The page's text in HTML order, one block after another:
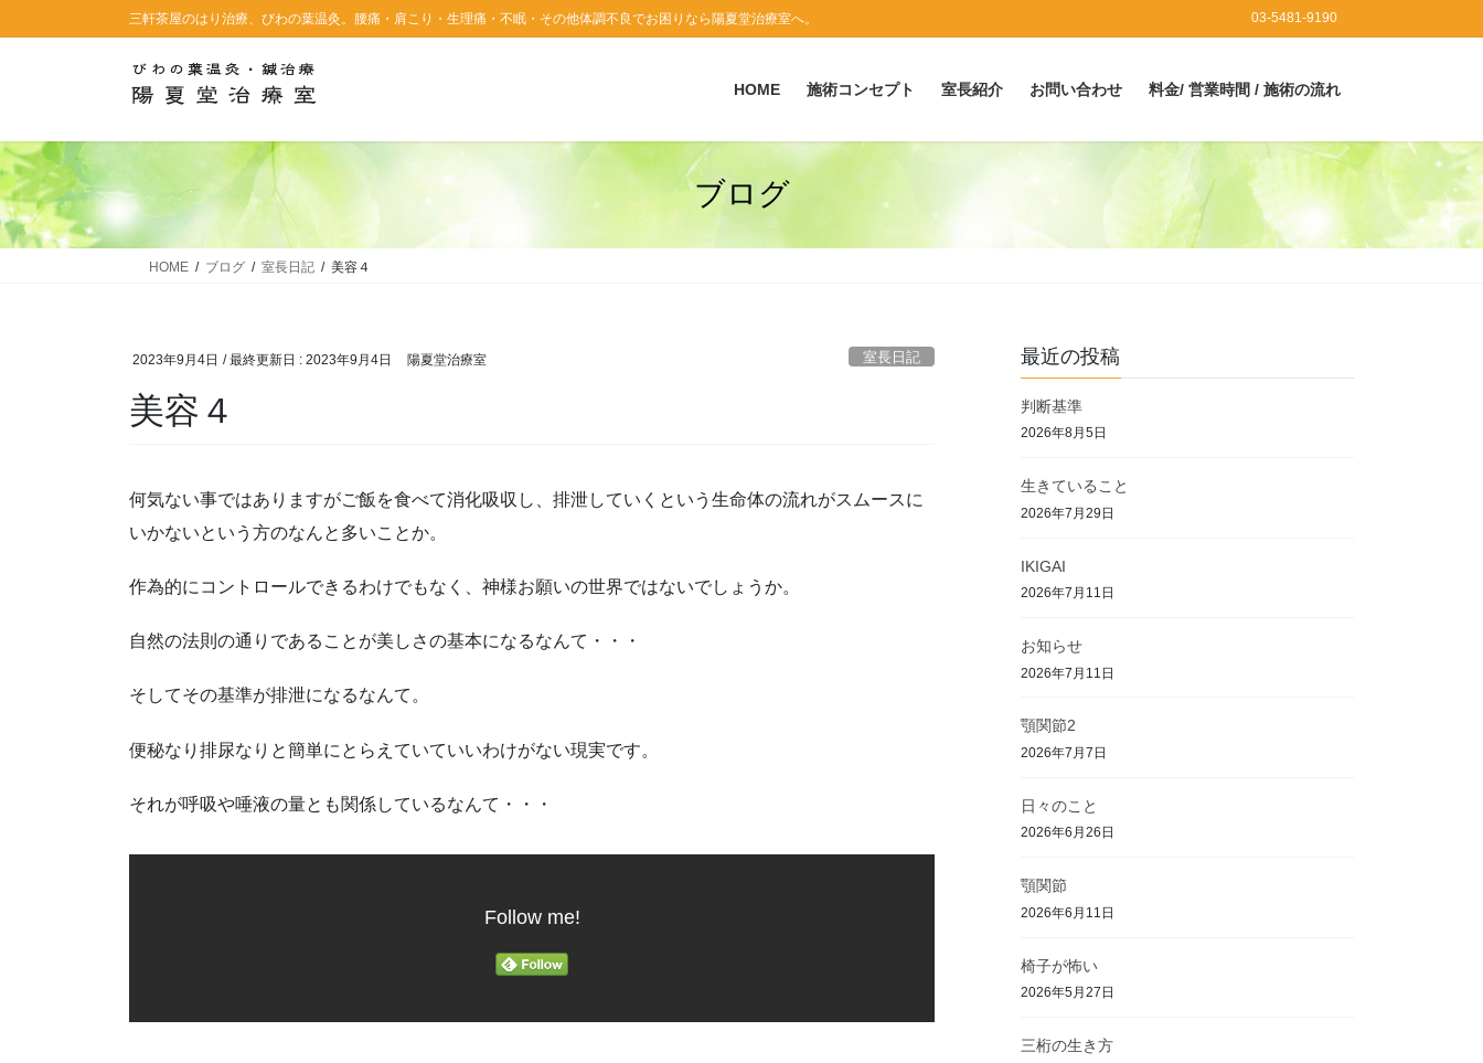
ン
に
移
動
ビ
ョ
ン
に
移
動
三軒茶屋のはり治療、びわの葉温灸。腰痛・肩こり・生理痛・不眠・その他体調不良でお困りなら陽夏堂治療室へ。 03-5481-9190
HOME 施術コンセプト 室長紹介 お問い合わせ 料金/ 営業時間 / 施術の流れ
ブログ
HOME ブログ 室長日記 美容４
2023年9月4日 / 最終更新日 : 2023年9月4日 陽夏堂治療室 室長日記
美容４
何気ない事ではありますがご飯を食べて消化吸収し、排泄していくという生命体の流れがスムースに
いかないという方のなんと多いことか。
作為的にコントロールできるわけでもなく、神様お願いの世界ではないでしょうか。
自然の法則の通りであることが美しさの基本になるなんて・・・
そしてその基準が排泄になるなんて。
便秘なり排尿なりと簡単にとらえていていいわけがない現実です。
それが呼吸や唾液の量とも関係しているなんて・・・
Follow me!
最近の投稿
判断基準
2026年8月5日
生きていること
2026年7月29日
IKIGAI
2026年7月11日
お知らせ
2026年7月11日
顎関節2
2026年7月7日
日々のこと
2026年6月26日
顎関節
2026年6月11日
椅子が怖い
2026年5月27日
三桁の生き方